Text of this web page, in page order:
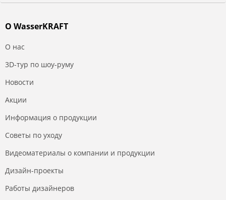
О WasserKRAFT
О нас
3D-тур по шоу-руму
Новости
Акции
Информация о продукции
Советы по уходу
Видеоматериалы о компании и продукции
Дизайн-проекты
Работы дизайнеров